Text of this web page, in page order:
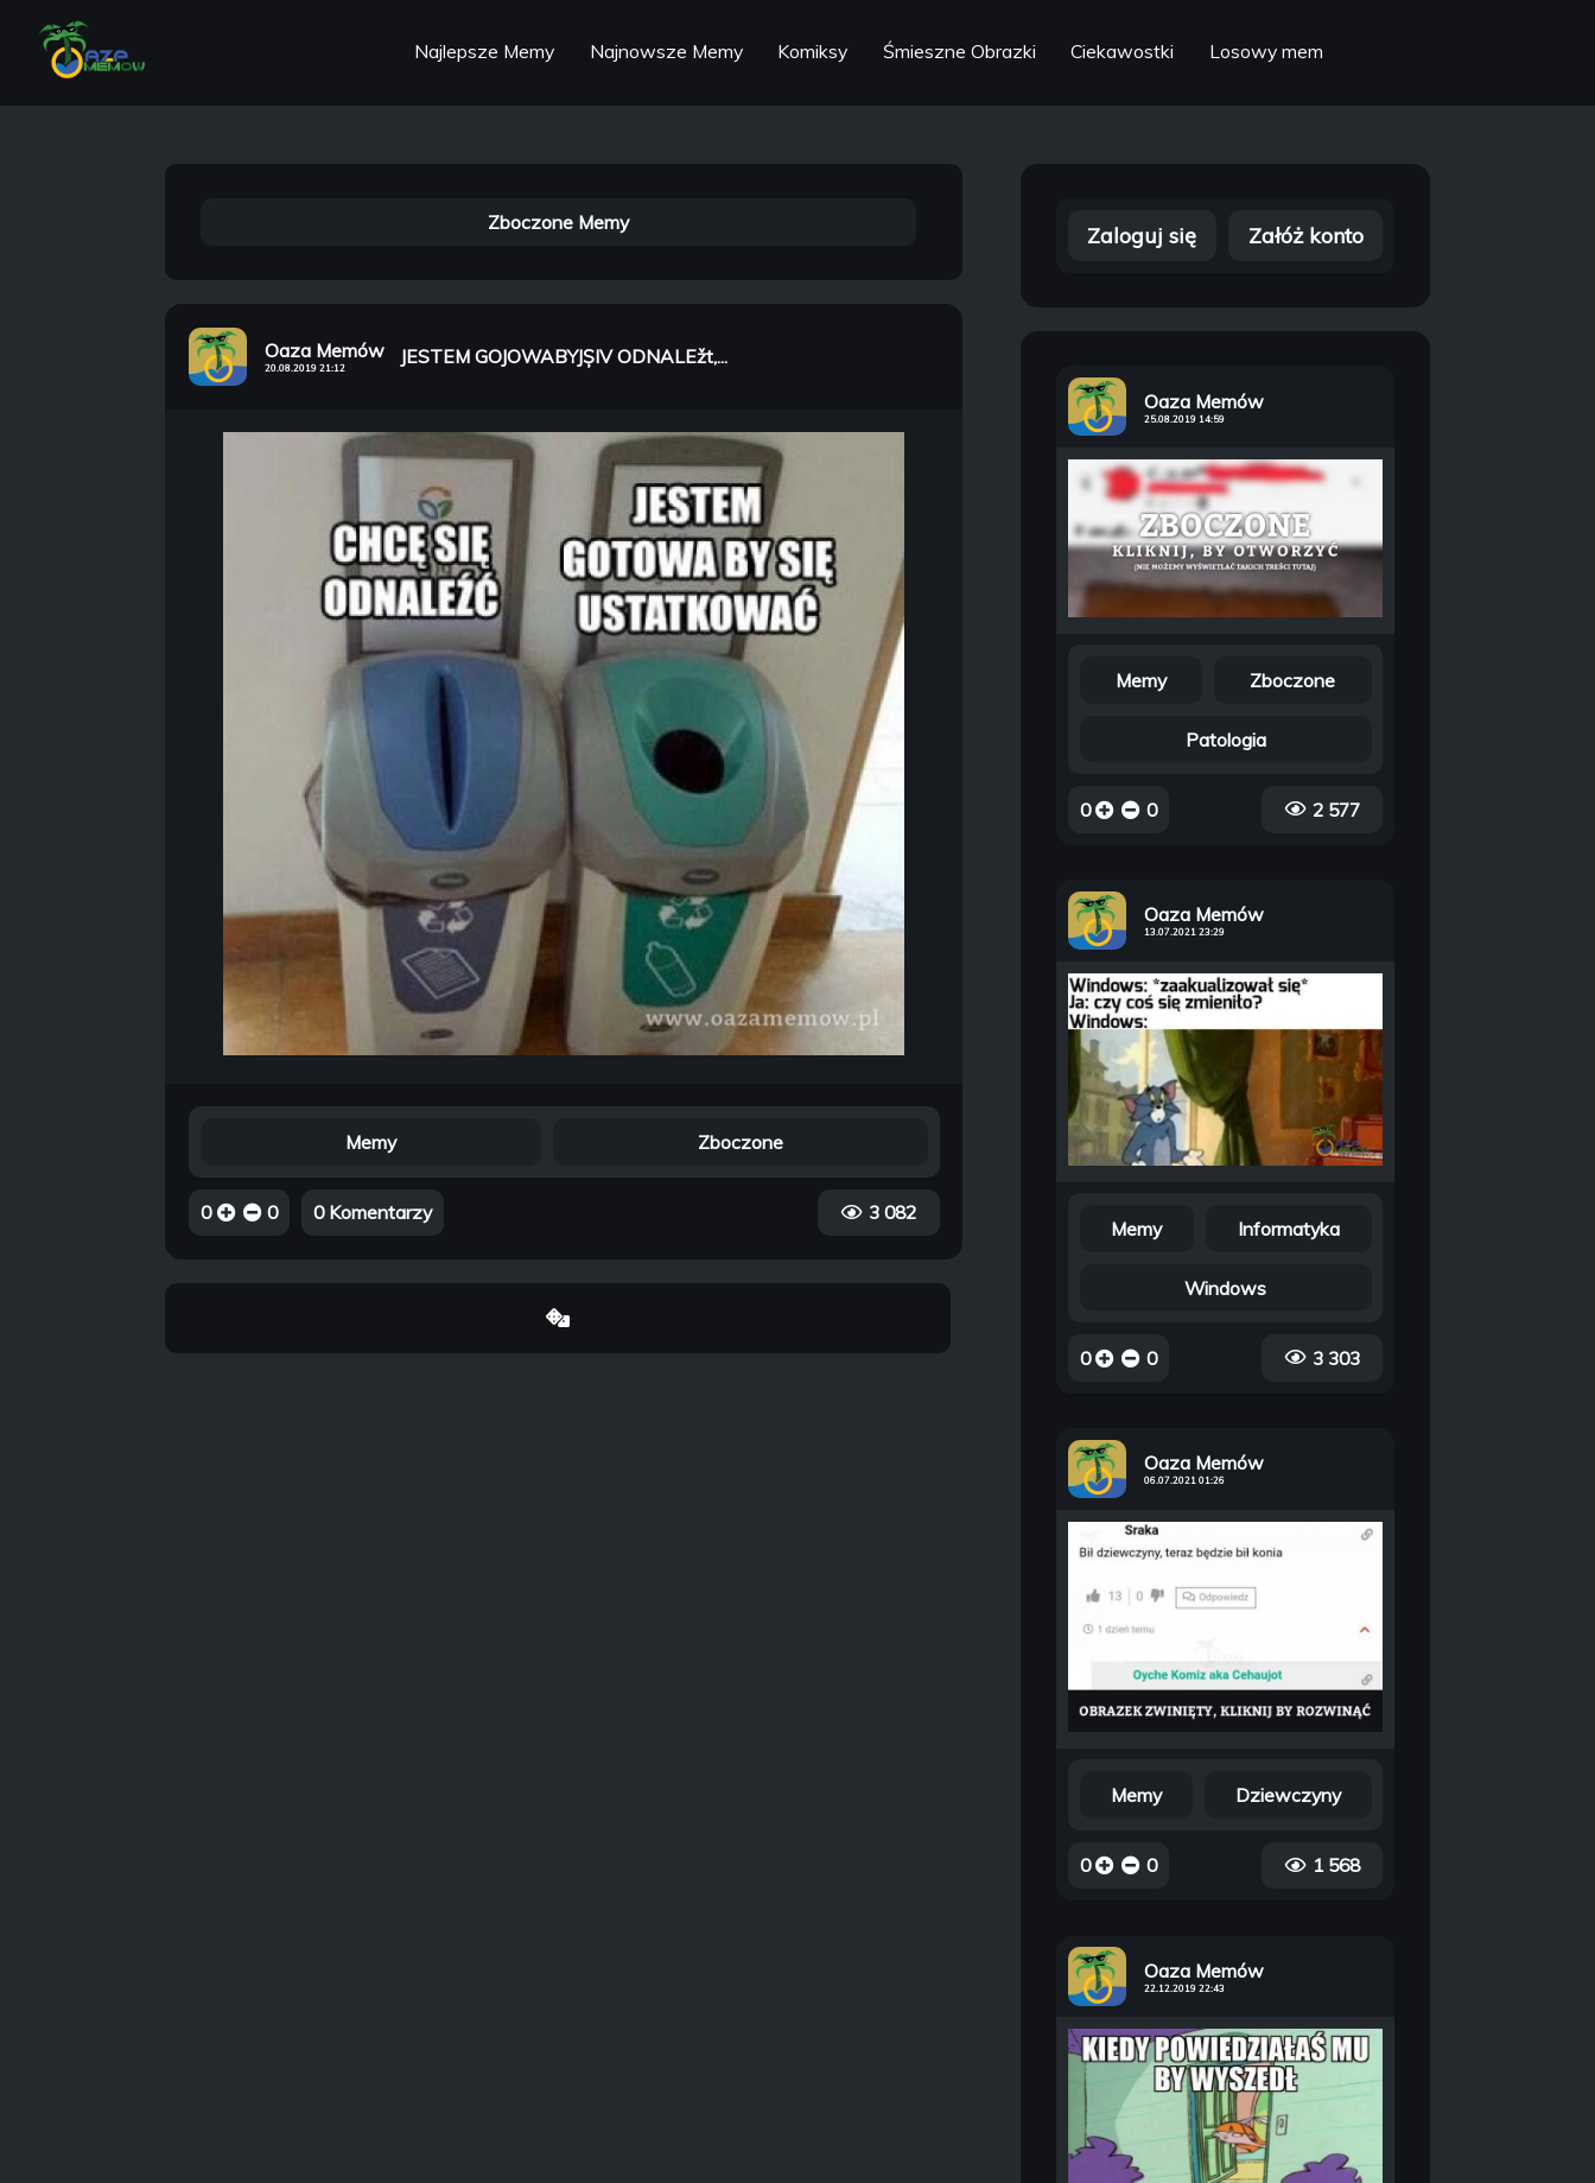
Najlepsze Memy Najnowsze Memy Komiksy Śmieszne Obrazki Ciekawostki Losowy mem
Zboczone Memy
Oaza Memów
20.08.2019 21:12 JESTEM GOJOWABYJȘIV ODNALEžt,...
Memy Zboczone
0 0 0 Komentarzy 3 082
Zaloguj się Załóż konto
Oaza Memów
25.08.2019 14:59
Memy Zboczone
Patologia
0 0 2 577
Oaza Memów
13.07.2021 23:29
Memy Informatyka
Windows
0 0 3 303
Oaza Memów
06.07.2021 01:26
Memy Dziewczyny
0 0 1 568
Oaza Memów
22.12.2019 22:43